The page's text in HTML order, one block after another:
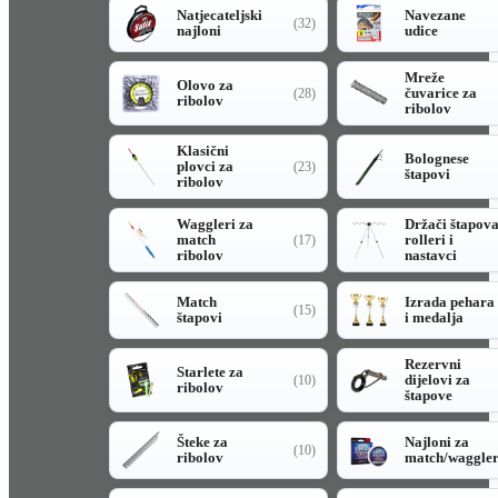
Natjecateljski
najloni
(32)
Navezane
udice
Olovo za
ribolov
(28)
Mreže
čuvarice za
ribolov
Klasični
plovci za
ribolov
(23)
Bolognese
štapovi
Waggleri za
match
ribolov
(17)
Držači štapova
rolleri i
nastavci
Match
štapovi
(15)
Izrada pehara
i medalja
Starlete za
ribolov
(10)
Rezervni
dijelovi za
štapove
Šteke za
ribolov
(10)
Najloni za
match/waggler